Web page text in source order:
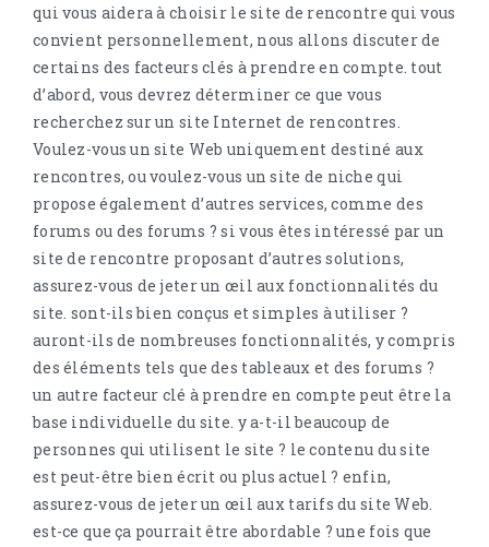
qui vous aidera à choisir le site de rencontre qui vous
convient personnellement, nous allons discuter de
certains des facteurs clés à prendre en compte. tout
d’abord, vous devrez déterminer ce que vous
recherchez sur un site Internet de rencontres.
Voulez-vous un site Web uniquement destiné aux
rencontres, ou voulez-vous un site de niche qui
propose également d’autres services, comme des
forums ou des forums ? si vous êtes intéressé par un
site de rencontre proposant d’autres solutions,
assurez-vous de jeter un œil aux fonctionnalités du
site. sont-ils bien conçus et simples à utiliser ?
auront-ils de nombreuses fonctionnalités, y compris
des éléments tels que des tableaux et des forums ?
un autre facteur clé à prendre en compte peut être la
base individuelle du site. y a-t-il beaucoup de
personnes qui utilisent le site ? le contenu du site
est peut-être bien écrit ou plus actuel ? enfin,
assurez-vous de jeter un œil aux tarifs du site Web.
est-ce que ça pourrait être abordable ? une fois que